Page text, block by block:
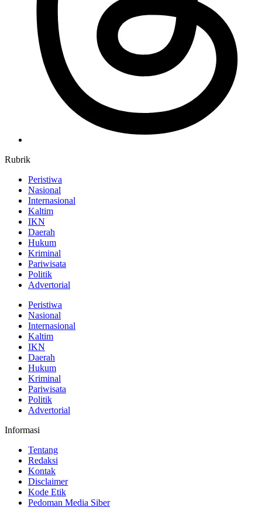
Rubrik
Peristiwa
Nasional
Internasional
Kaltim
IKN
Daerah
Hukum
Kriminal
Pariwisata
Politik
Advertorial
Peristiwa
Nasional
Internasional
Kaltim
IKN
Daerah
Hukum
Kriminal
Pariwisata
Politik
Advertorial
Informasi
Tentang
Redaksi
Kontak
Disclaimer
Kode Etik
Pedoman Media Siber